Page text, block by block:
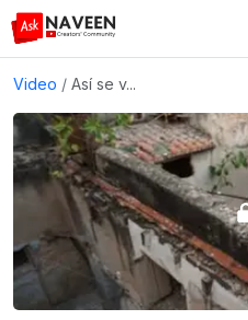
Video / Así se v...